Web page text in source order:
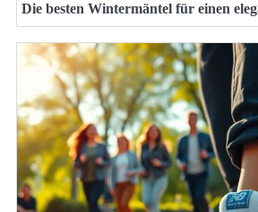
Die besten Wintermäntel für einen